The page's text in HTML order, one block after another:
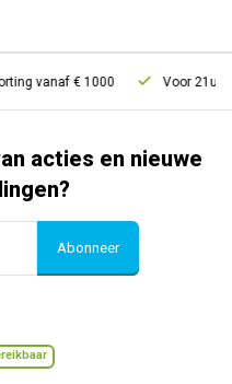
vanaf € 1000 Voor 21u
acties en nieuwe
Abonneer